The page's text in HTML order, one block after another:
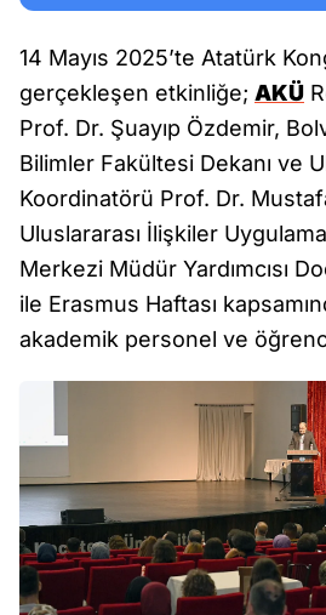
14 Mayıs 2025’te Atatürk
gerçekleşen etkinliğe; AKÜ
Prof. Dr. Şuayıp Özdemir,
Bilimler Fakültesi Dekanı ve
Koordinatörü Prof. Dr.
Uluslararası İlişkiler
Merkezi Müdür Yardımcısı
ile Erasmus Haftası
akademik personel ve